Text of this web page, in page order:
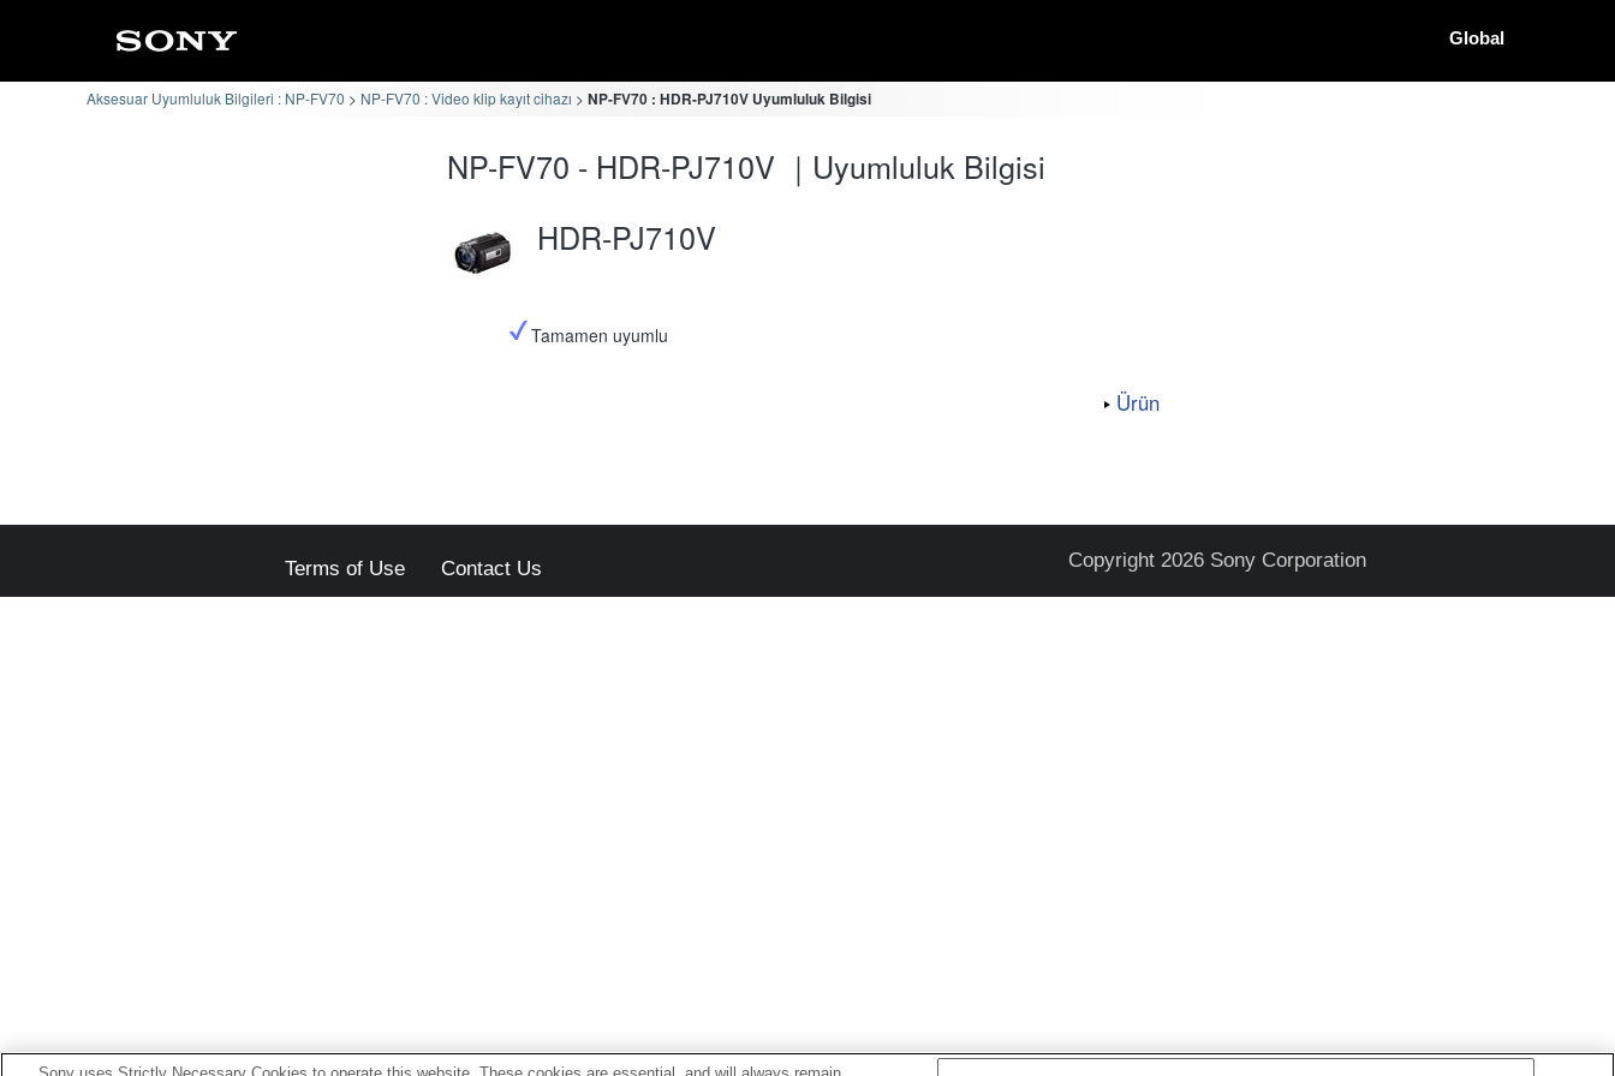
Global
Aksesuar Uyumluluk Bilgileri : NP-FV70 NP-FV70 : Video klip kayıt cihazı NP-FV70 : HDR-PJ710V Uyumluluk Bilgisi
NP-FV70 - HDR-PJ710V ｜Uyumluluk Bilgisi
HDR-PJ710V
Tamamen uyumlu
Ürün
Terms of Use Contact Us Copyright 2026 Sony Corporation